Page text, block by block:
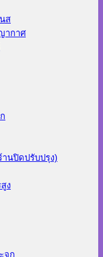
ส
ากาศ
นปิดปรับปรุง)
ง
จก